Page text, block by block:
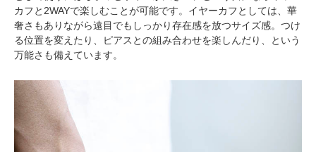
カフと2WAYで楽しむことが可能です。イヤーカフとしては、華
奢さもありながら遠目でもしっかり存在感を放つサイズ感。つけ
る位置を変えたり、ピアスとの組み合わせを楽しんだり、という
万能さも備えています。